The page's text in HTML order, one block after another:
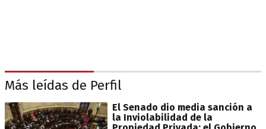
Más leídas de Perfil
El Senado dio media sanción a
la Inviolabilidad de la